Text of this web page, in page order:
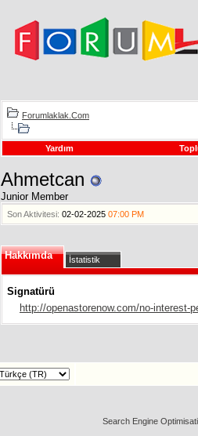
Forumlaklak.Com
Yardım
Ahmetcan
Junior Member
Son Aktivitesi: 02-02-2025 07:00 PM
Hakkımda İstatistik
Signatürü
http://openastorenow.com/no-interest-
Search Engine